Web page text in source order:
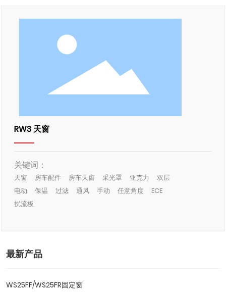
RW3 天窗
关键词：
天窗 房车配件 房车天窗 采光罩 亚克力
双层
电动
保温 过滤 通风 手动 任意角度
ECE
扰流板
最新产品
WS25FF/WS25FR固定窗